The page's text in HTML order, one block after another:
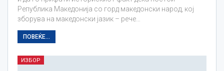
Република Македонија со горд македонски народ, кој
зборува на македонски јазик – рече…
ПОВЕЌЕ...
ИЗБОР